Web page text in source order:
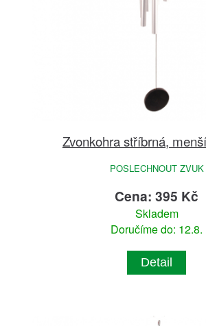
Zvonkohra stříbrná,
POSLECHNOUT ZVUK
Cena: 395 Kč
Skladem
Doručíme do: 12.8.
Detail